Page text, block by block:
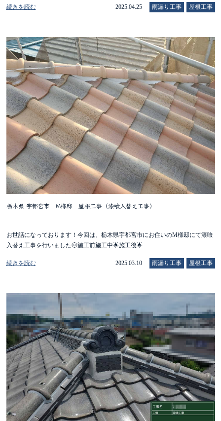
続きを読む 2025.04.25 雨漏り工事 屋根工事
栃木県 宇都宮市 M様邸 屋根工事（漆喰入替え工事）
お世話になっております！今回は、栃木県宇都宮市にお住いのM様邸にて漆喰
入替え工事を行いました🌝施工前施工中🌟施工後🌟
続きを読む 2025.03.10 雨漏り工事 屋根工事